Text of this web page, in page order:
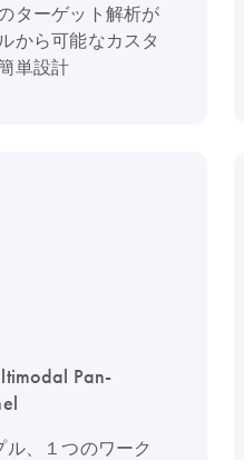
ターゲット解析が
から可能なカスタ
単設計
Pan-
ル、１つのワーク